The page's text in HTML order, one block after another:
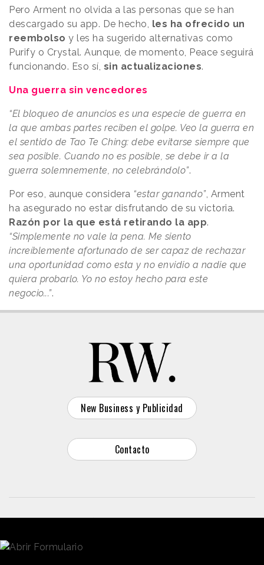
Pero Arment no olvida a las personas que se han
descargado su app. De hecho, les ha ofrecido un
reembolso y les ha sugerido alternativas como
Purify o Crystal. Aunque, de momento, Peace seguirá
funcionando. Eso sí, sin actualizaciones.
Una guerra sin vencedores
“El bloqueo de anuncios es una especie de guerra en
la que ambas partes reciben el golpe. Veo la guerra en
el sentido de Tao Te Ching: debe evitarse siempre que
sea posible. Cuando no es posible, se debe ir a la
guerra solemnemente, no celebrándolo”.
Por eso, aunque considera “estar ganando”, Arment
ha asegurado no estar disfrutando de su victoria.
Razón por la que está retirando la app.
“Simplemente no vale la pena. Me siento
increíblemente afortunado de ser capaz de rechazar
una oportunidad como esta y no envidio a nadie que
quiera probarlo. Yo no estoy hecho para este
negocio...”.
New Business y Publicidad
Contacto
Dirección: Calle Antonio Pirala 29. Madrid, 28017